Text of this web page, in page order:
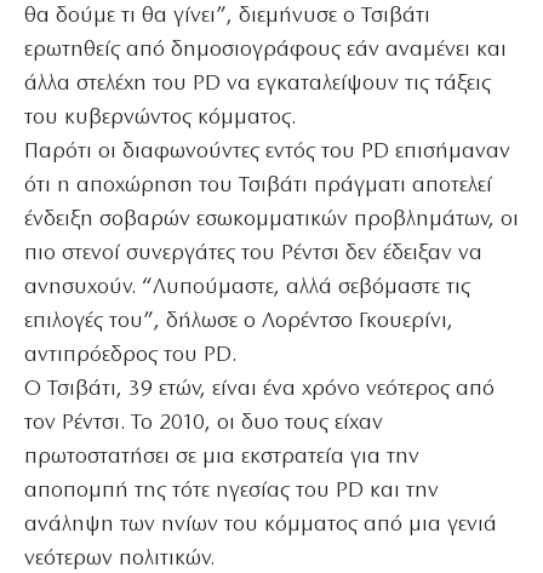
θα δούμε τι θα γίνει”, διεμήνυσε ο Τσιβάτι
ερωτηθείς από δημοσιογράφους εάν αναμένει και
άλλα στελέχη του PD να εγκαταλείψουν τις τάξεις
του κυβερνώντος κόμματος.
Παρότι οι διαφωνούντες εντός του PD επισήμαναν
ότι η αποχώρηση του Τσιβάτι πράγματι αποτελεί
ένδειξη σοβαρών εσωκομματικών προβλημάτων, οι
πιο στενοί συνεργάτες του Ρέντσι δεν έδειξαν να
ανησυχούν. “Λυπούμαστε, αλλά σεβόμαστε τις
επιλογές του”, δήλωσε ο Λορέντσο Γκουερίνι,
αντιπρόεδρος του PD.
Ο Τσιβάτι, 39 ετών, είναι ένα χρόνο νεότερος από
τον Ρέντσι. Το 2010, οι δυο τους είχαν
πρωτοστατήσει σε μια εκστρατεία για την
αποπομπή της τότε ηγεσίας του PD και την
ανάληψη των ηνίων του κόμματος από μια γενιά
νεότερων πολιτικών.